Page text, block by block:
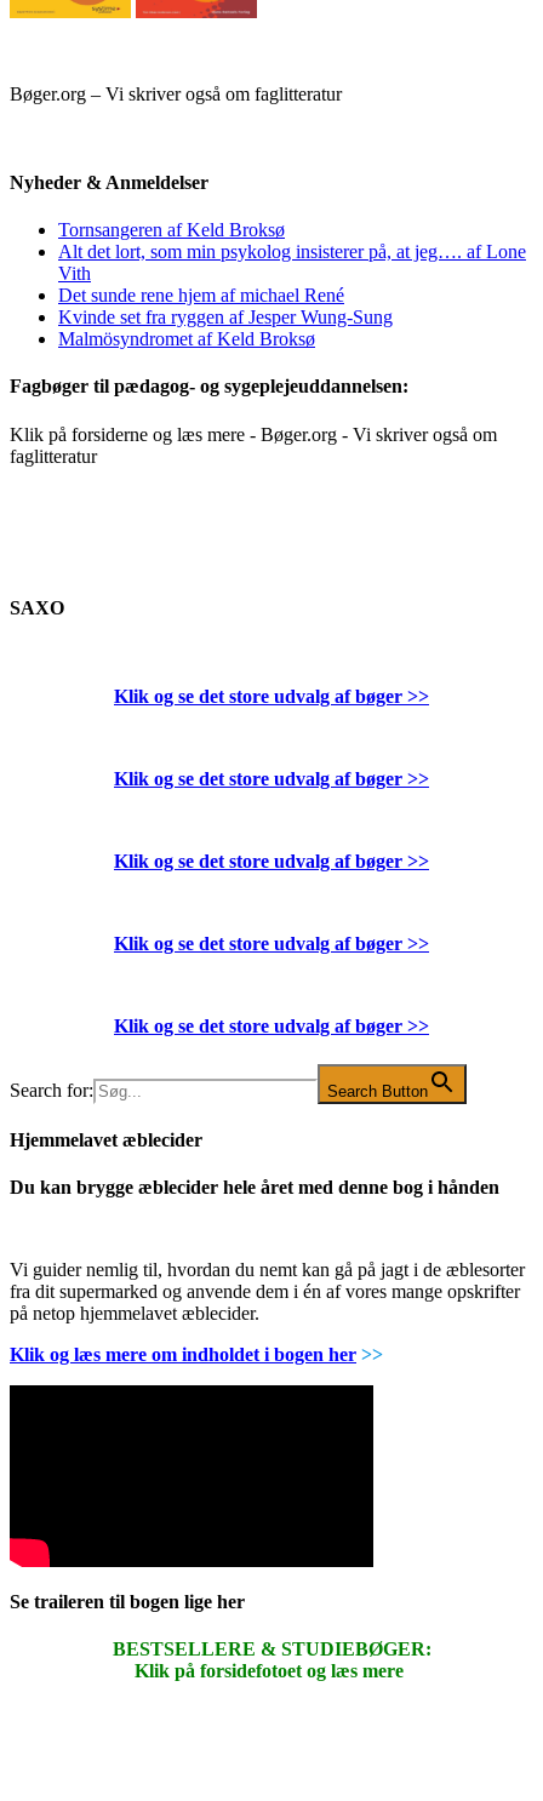
Bøger.org – Vi skriver også om faglitteratur
Nyheder & Anmeldelser
Tornsangeren af Keld Broksø
Alt det lort, som min psykolog insisterer på, at jeg…. af Lone
Vith
Det sunde rene hjem af michael René
Kvinde set fra ryggen af Jesper Wung-Sung
Malmösyndromet af Keld Broksø
Fagbøger til pædagog- og sygeplejeuddannelsen:
Klik på forsiderne og læs mere - Bøger.org - Vi skriver også om
faglitteratur
SAXO
Klik og se det store udvalg af bøger >>
Klik og se det store udvalg af bøger >>
Klik og se det store udvalg af bøger >>
Klik og se det store udvalg af bøger >>
Klik og se det store udvalg af bøger >>
Search for: Search Button
Hjemmelavet æblecider
Du kan brygge æblecider hele året med denne bog i hånden
Vi guider nemlig til, hvordan du nemt kan gå på jagt i de æblesorter
fra dit supermarked og anvende dem i én af vores mange opskrifter
på netop hjemmelavet æblecider.
Klik og læs mere om indholdet i bogen her >>
Se traileren til bogen lige her
BESTSELLERE & STUDIEBØGER:
Klik på forsidefotoet og læs mere